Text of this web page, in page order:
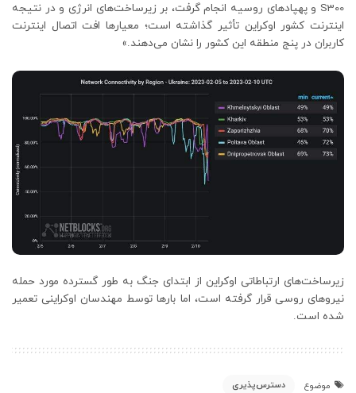
S300 و پهپادهای روسیه انجام گرفت، بر زیرساخت‌های انرژی و در نتیجه
اینترنت کشور اوکراین تأثیر گذاشته است؛ معیارها افت اتصال اینترنت
کاربران در پنج منطقه این کشور را نشان می‌دهند.»
زیرساخت‌های ارتباطاتی اوکراین از ابتدای جنگ به طور گسترده مورد حمله
نیروهای روسی قرار گرفته است، اما بارها توسط مهندسان اوکراینی تعمیر
شده است.
موضوع دسترس‌پذیری